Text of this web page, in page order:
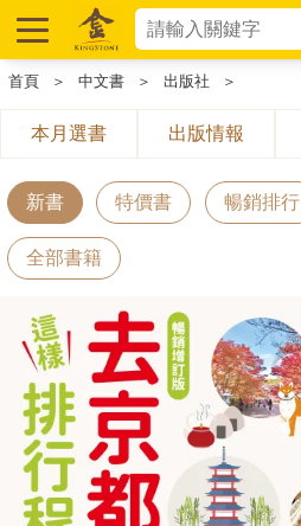
首頁 ＞ 中文書 ＞ 出版社 ＞
本月選書 出版情報
新書 特價書 暢銷排行
全部書籍